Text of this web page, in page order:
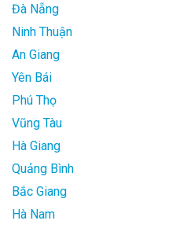
Đà Nẵng
Ninh Thuận
An Giang
Yên Bái
Phú Thọ
Vũng Tàu
Hà Giang
Quảng Bình
Bắc Giang
Hà Nam